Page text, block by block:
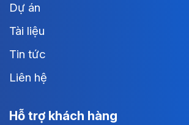
Dự án
Tài liệu
Tin tức
Liên hệ
Hỗ trợ khách hàng